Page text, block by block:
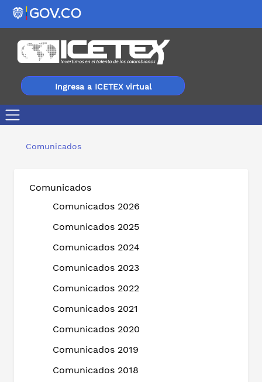
Ingresa a ICETEX virtual
Comunicados
Comunicados
Comunicados 2026
Comunicados 2025
Comunicados 2024
Comunicados 2023
Comunicados 2022
Comunicados 2021
Comunicados 2020
Comunicados 2019
Comunicados 2018